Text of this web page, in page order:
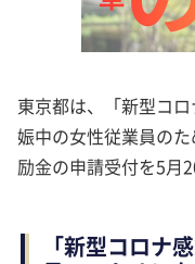
東京都は、「新型コ
娠中の女性従業員の
励金の申請受付を5月
「新型コロナ